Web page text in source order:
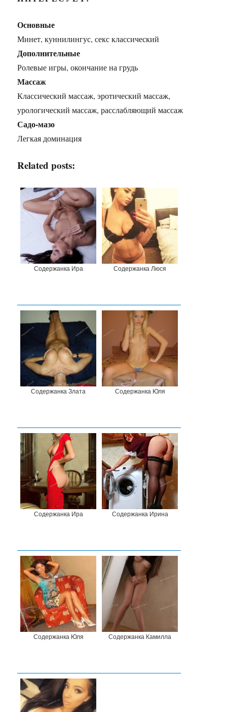
Основные
Минет, куннилингус, секс классический
Дополнительные
Ролевые игры, окончание на грудь
Массаж
Классический массаж, эротический массаж,
урологический массаж, расслабляющий массаж
Садо-мазо
Легкая доминация
Related posts:
Содержанка Ира Содержанка Люся
Содержанка Злата Содержанка Юля
Содержанка Ира Содержанка Ирина
Содержанка Юля Содержанка Камилла